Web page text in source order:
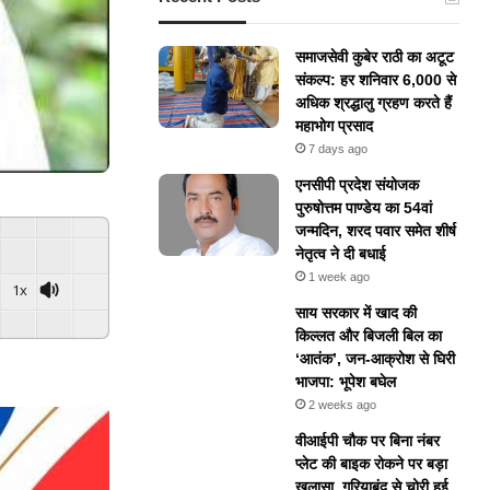
1x
समाजसेवी कुबेर राठी का अटूट
संकल्प: हर शनिवार 6,000 से
अधिक श्रद्धालु ग्रहण करते हैं
महाभोग प्रसाद
7 days ago
एनसीपी प्रदेश संयोजक
पुरुषोत्तम पाण्डेय का 54वां
जन्मदिन, शरद पवार समेत शीर्ष
नेतृत्व ने दी बधाई
1 week ago
​साय सरकार में खाद की
किल्लत और बिजली बिल का
‘आतंक’, जन-आक्रोश से घिरी
भाजपा: भूपेश बघेल
2 weeks ago
वीआईपी चौक पर बिना नंबर
प्लेट की बाइक रोकने पर बड़ा
खुलासा, गरियाबंद से चोरी हुई